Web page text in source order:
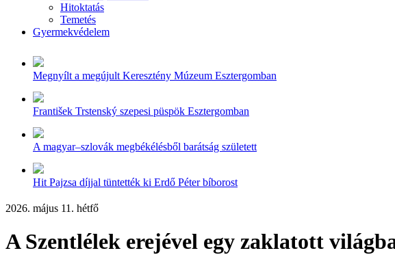
Hitoktatás
Temetés
Gyermekvédelem
Megnyílt a megújult Keresztény Múzeum Esztergomban
František Trstenský szepesi püspök Esztergomban
A magyar–szlovák megbékélésből barátság született
Hit Pajzsa díjjal tüntették ki Erdő Péter bíborost
2026. május 11. hétfő
A Szentlélek erejével egy zaklatott